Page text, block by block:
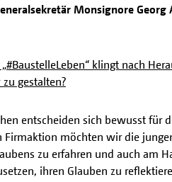
Monsignore
klingt nach
gestalten?
entscheiden sich bewusst für
möchten wir die
zu erfahren und auch am
ihren Glauben zu